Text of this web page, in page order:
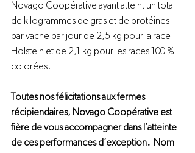
Novago Coopérative ayant atteint un total
de kilogrammes de gras et de protéines
par vache par jour de 2,5 kg pour la race
Holstein et de 2,1 kg pour les races 100 %
colorées.
Toutes nos félicitations aux fermes
récipiendaires, Novago Coopérative est
fière de vous accompagner dans l’atteinte
de ces performances d’exception.  Nom